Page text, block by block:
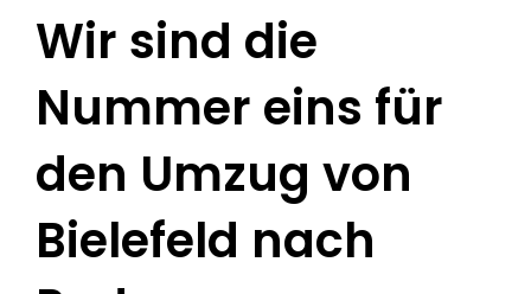
Wir sind die
Nummer eins für
den Umzug von
Bielefeld nach